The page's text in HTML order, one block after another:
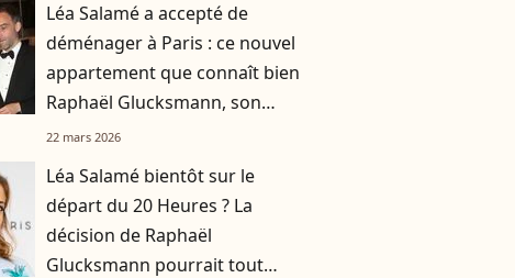
Léa Salamé a accepté de
déménager à Paris : ce nouvel
appartement que connaît bien
Raphaël Glucksmann, son
compagnon
22 mars 2026
Léa Salamé bientôt sur le
départ du 20 Heures ? La
décision de Raphaël
Glucksmann pourrait tout